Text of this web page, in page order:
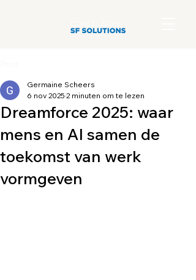
Dreamforce 2025: waar
mens en AI samen de
toekomst van werk
vormgeven
Germaine Scheers
6 nov 2025 2 minuten om te lezen